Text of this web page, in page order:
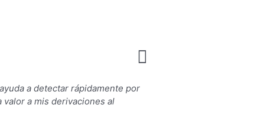
a detectar rápidamente por
a mis derivaciones al